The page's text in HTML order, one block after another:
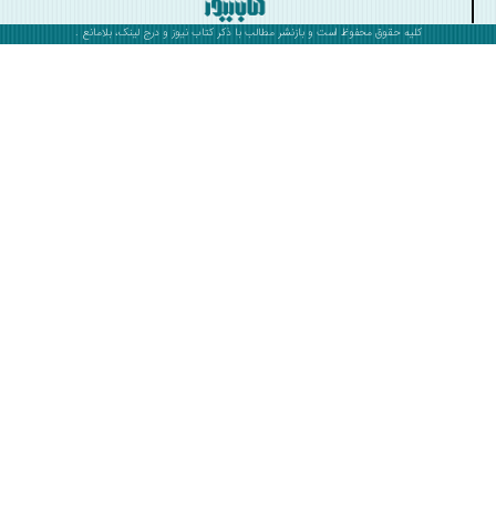
کلیه حقوق محفوظ است و بازنشر مطالب با ذکرکتاب نیوزو درج لینک، بلامانع .